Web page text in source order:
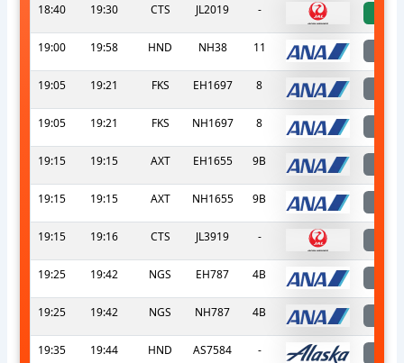
18:40
19:30 CTS JL2019 -
19:00 19:58 HND NH38 11
19:05 19:21 FKS EH1697 8
19:05 19:21 FKS NH1697 8
19:15 19:15 AXT EH1655 9B
19:15 19:15 AXT NH1655 9B
19:15 19:16 CTS JL3919 -
19:25 19:42 NGS EH787 4B
19:25 19:42 NGS NH787 4B
19:35 19:44 HND AS7584 -